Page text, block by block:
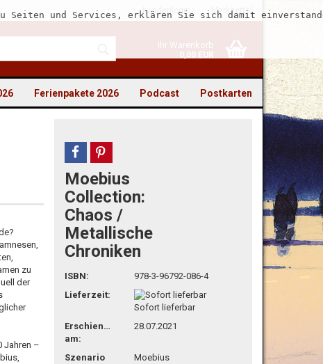
Kundenlogin
Passwort vergessen?
Merkzettel
Ihr Warenkorb
0,00 EUR
und Services, erklären Sie sich damit
Postkarten
Podcast
Ferienpakete 2026
zu
der
Jahren –
teilen pin it
Moebius
Collection:
Chaos /
Metallische
Chroniken
ISBN:
978-3-96792-086-4
Lieferzeit:
Sofort lieferbar
Erschienen
am:
28.07.2021
Szenario
Moebius